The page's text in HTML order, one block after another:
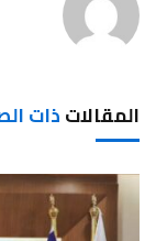
المقالاتذات